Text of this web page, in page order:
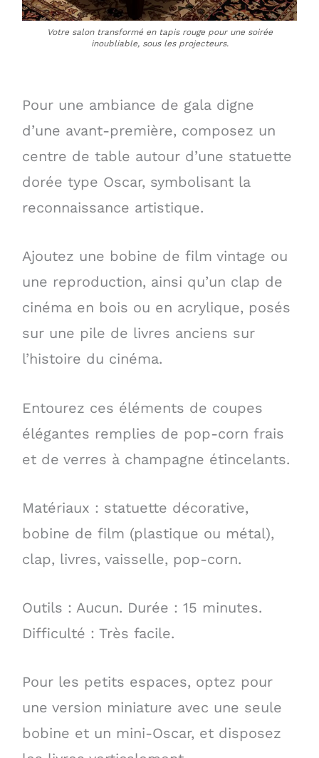
Votre salon transformé en tapis rouge pour une soirée
inoubliable, sous les projecteurs.
Pour une ambiance de gala digne
d’une avant-première, composez un
centre de table autour d’une statuette
dorée type Oscar, symbolisant la
reconnaissance artistique.
Ajoutez une bobine de film vintage ou
une reproduction, ainsi qu’un clap de
cinéma en bois ou en acrylique, posés
sur une pile de livres anciens sur
l’histoire du cinéma.
Entourez ces éléments de coupes
élégantes remplies de pop-corn frais
et de verres à champagne étincelants.
Matériaux : statuette décorative,
bobine de film (plastique ou métal),
clap, livres, vaisselle, pop-corn.
Outils : Aucun. Durée : 15 minutes.
Difficulté : Très facile.
Pour les petits espaces, optez pour
une version miniature avec une seule
bobine et un mini-Oscar, et disposez